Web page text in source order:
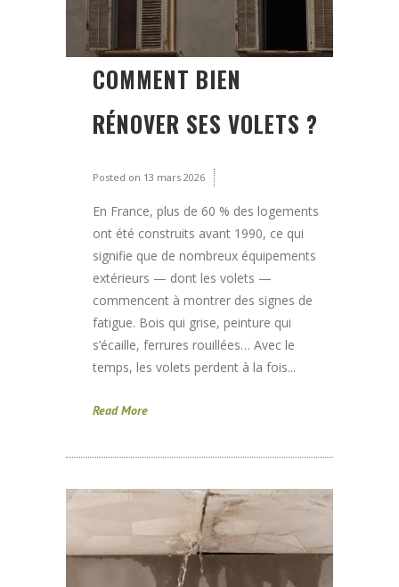
COMMENT BIEN
RÉNOVER SES VOLETS ?
Posted on 13 mars 2026
En France, plus de 60 % des logements
ont été construits avant 1990, ce qui
signifie que de nombreux équipements
extérieurs — dont les volets —
commencent à montrer des signes de
fatigue. Bois qui grise, peinture qui
s’écaille, ferrures rouillées… Avec le
temps, les volets perdent à la fois...
Read More